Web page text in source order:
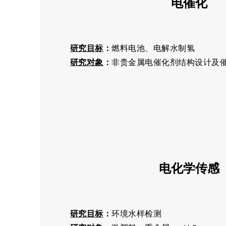
研究目标：燃料电池、电解水制氢
研究对象 ：非贵金属电催化剂结构设计及
电化学传感
研究目标：环境水样检测